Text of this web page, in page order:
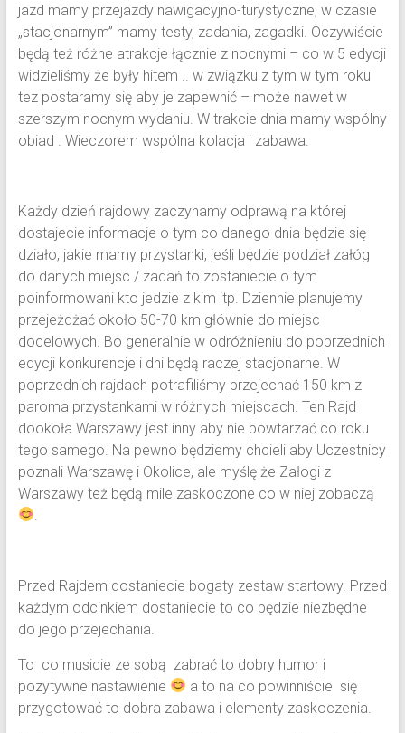
jazd mamy przejazdy nawigacyjno-turystyczne, w czasie
„stacjonarnym” mamy testy, zadania, zagadki. Oczywiście
będą też różne atrakcje łącznie z nocnymi – co w 5 edycji
widzieliśmy że były hitem .. w związku z tym w tym roku
tez postaramy się aby je zapewnić – może nawet w
szerszym nocnym wydaniu. W trakcie dnia mamy wspólny
obiad . Wieczorem wspólna kolacja i zabawa.
Każdy dzień rajdowy zaczynamy odprawą na której
dostajecie informacje o tym co danego dnia będzie się
działo, jakie mamy przystanki, jeśli będzie podział załóg
do danych miejsc / zadań to zostaniecie o tym
poinformowani kto jedzie z kim itp. Dziennie planujemy
przejeżdżać około 50-70 km głównie do miejsc
docelowych. Bo generalnie w odróżnieniu do poprzednich
edycji konkurencje i dni będą raczej stacjonarne. W
poprzednich rajdach potrafiliśmy przejechać 150 km z
paroma przystankami w różnych miejscach. Ten Rajd
dookoła Warszawy jest inny aby nie powtarzać co roku
tego samego. Na pewno będziemy chcieli aby Uczestnicy
poznali Warszawę i Okolice, ale myślę że Załogi z
Warszawy też będą mile zaskoczone co w niej zobaczą
Przed Rajdem dostaniecie bogaty zestaw startowy. Przed
każdym odcinkiem dostaniecie to co będzie niezbędne
do jego przejechania.
To co musicie ze sobą zabrać to dobry humor i
pozytywne nastawienie
a to na co powinniście się
przygotować to dobra zabawa i elementy zaskoczenia.